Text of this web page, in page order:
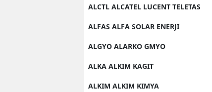
ALCTL ALCATEL LUCENT TELETAS
ALFAS ALFA SOLAR ENERJI
ALGYO ALARKO GMYO
ALKA ALKIM KAGIT
ALKIM ALKIM KIMYA